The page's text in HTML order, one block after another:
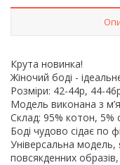
Крута новинка!
Жіночий боді -
Розміри: 42-44р, 44-
Модель виконана з
Склад: 95% котон, 5%
Боді чудово сідає по
Універсальна
повсякденних